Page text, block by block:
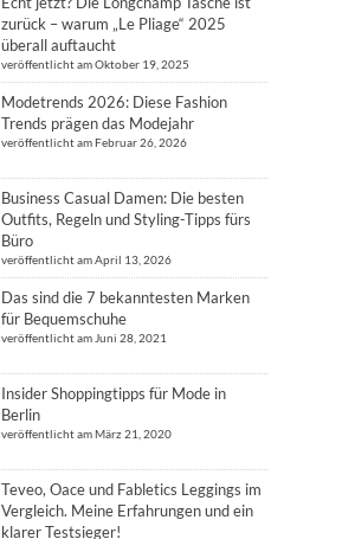
zurück – warum „Le Pliage“ 2025
überall auftaucht
veröffentlicht am Oktober 19, 2025
Modetrends 2026: Diese Fashion
Trends prägen das Modejahr
veröffentlicht am Februar 26, 2026
Business Casual Damen: Die besten
Outfits, Regeln und Styling-Tipps fürs
Büro
veröffentlicht am April 13, 2026
Das sind die 7 bekanntesten Marken
für Bequemschuhe
veröffentlicht am Juni 28, 2021
Insider Shoppingtipps für Mode in
Berlin
veröffentlicht am März 21, 2020
Teveo, Oace und Fabletics Leggings im
Vergleich. Meine Erfahrungen und ein
klarer Testsieger!